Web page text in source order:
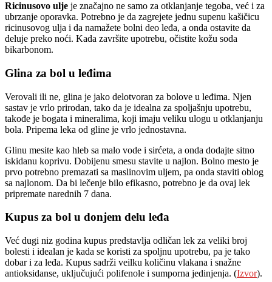
Ricinusovo ulje je značajno ne samo za otklanjanje tegoba, već i za
ubrzanje oporavka. Potrebno je da zagrejete jednu supenu kašičicu
ricinusovog ulja i da namažete bolni deo leđa, a onda ostavite da
deluje preko noći. Kada završite upotrebu, očistite kožu soda
bikarbonom.
Glina za bol u leđima
Verovali ili ne, glina je jako delotvoran za bolove u leđima. Njen
sastav je vrlo prirodan, tako da je idealna za spoljašnju upotrebu,
takođe je bogata i mineralima, koji imaju veliku ulogu u otklanjanju
bola. Pripema leka od gline je vrlo jednostavna.
Glinu mesite kao hleb sa malo vode i sirćeta, a onda dodajte sitno
iskidanu koprivu. Dobijenu smesu stavite u najlon. Bolno mesto je
prvo potrebno premazati sa maslinovim uljem, pa onda staviti oblog
sa najlonom. Da bi lečenje bilo efikasno, potrebno je da ovaj lek
pripremate narednih 7 dana.
Kupus za bol u donjem delu leđa
Već dugi niz godina kupus predstavlja odličan lek za veliki broj
bolesti i idealan je kada se koristi za spoljnu upotrebu, pa je tako
dobar i za leđa. Kupus sadrži veilku količinu vlakana i snažne
antioksidanse, uključujući polifenole i sumporna jedinjenja. (Izvor).